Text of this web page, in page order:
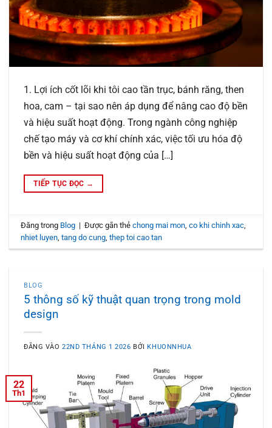
1. Lợi ích cốt lõi khi tôi cao tần trục, bánh răng, then
hoa, cam – tại sao nên áp dụng để nâng cao độ bền
và hiệu suất hoạt động. Trong ngành công nghiệp
chế tạo máy và cơ khí chính xác, việc tối ưu hóa độ
bền và hiệu suất hoạt động của […]
TIẾP TỤC ĐỌC →
Đăng trong Blog | Được gắn thẻchong mai mon ,co khi chinh xac
nhiet luyen ,tang do cung ,thep toi cao tan
BLOG
5 thông số kỹ thuật quan trọng trong mold
design
ĐĂNG VÀO22ND THÁNG 1 2026 BỞIKHUONNHUA
22
Th1